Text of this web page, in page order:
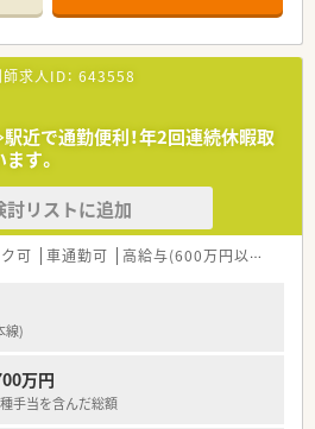
にあたります
像について】
が新規開院され、処方箋が増加している
なります
信頼される薬局を一緒に創り上げてくだ
めています
なコミュニケーションを図り、チームワ
を歓迎します
上を展開する、創業70年以上の歴史を持
心」と地域の皆様に信頼される、かかりつ
ンに掲げています
く、適性に応じてマネジメント職や本社勤
ています】
求人ID： 643558
近で通勤便利！年2回連続休暇取
す。
討リストに追加
可 車通勤可 高給与(600万円以上)
線)
万円
手当を含んだ総額